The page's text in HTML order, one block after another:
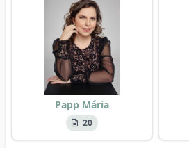
Papp Mária
20